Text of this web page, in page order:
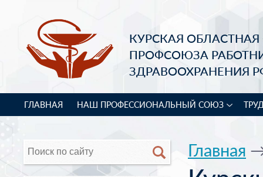
КУРСКАЯ
ПРОФСОЮЗА
ЗДРАВООХРАНЕНИЯ
ГЛАВНАЯ НАШ ПРОФЕССИОНАЛЬНЫЙ СОЮЗ
Главная